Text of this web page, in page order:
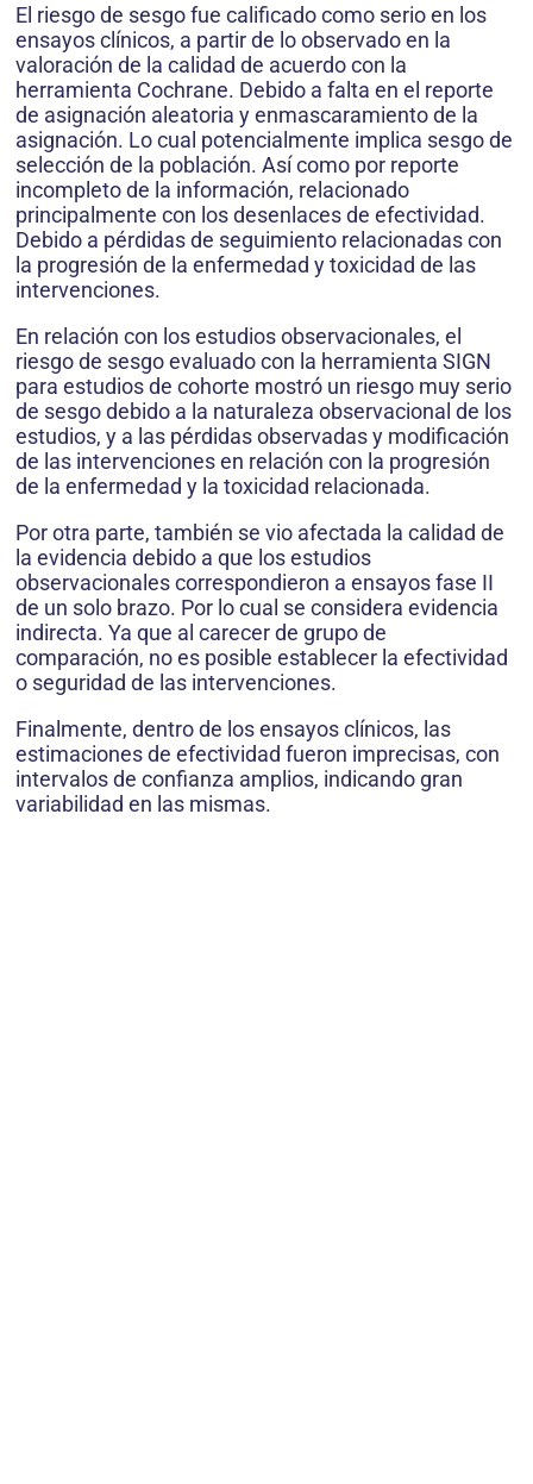
El riesgo de sesgo fue calificado como serio en los
ensayos clínicos, a partir de lo observado en la
valoración de la calidad de acuerdo con la
herramienta Cochrane. Debido a falta en el reporte
de asignación aleatoria y enmascaramiento de la
asignación. Lo cual potencialmente implica sesgo de
selección de la población. Así como por reporte
incompleto de la información, relacionado
principalmente con los desenlaces de efectividad.
Debido a pérdidas de seguimiento relacionadas con
la progresión de la enfermedad y toxicidad de las
intervenciones.
En relación con los estudios observacionales, el
riesgo de sesgo evaluado con la herramienta SIGN
para estudios de cohorte mostró un riesgo muy serio
de sesgo debido a la naturaleza observacional de los
estudios, y a las pérdidas observadas y modificación
de las intervenciones en relación con la progresión
de la enfermedad y la toxicidad relacionada.
Por otra parte, también se vio afectada la calidad de
la evidencia debido a que los estudios
observacionales correspondieron a ensayos fase II
de un solo brazo. Por lo cual se considera evidencia
indirecta. Ya que al carecer de grupo de
comparación, no es posible establecer la efectividad
o seguridad de las intervenciones.
Finalmente, dentro de los ensayos clínicos, las
estimaciones de efectividad fueron imprecisas, con
intervalos de confianza amplios, indicando gran
variabilidad en las mismas.